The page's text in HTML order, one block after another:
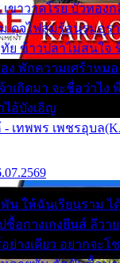
ขาวาดโรย บัวทอง
ดุจไฟสุมร้อนรุมอุร
ย ข้าวปลาไม่สนใจ
ง พักความเศร้าหมอ
าเกิดมา จะชื่อว่าไง
ไอ้บังเอิญ
- เทพพร เพชรอุบล
น ให้ฉันเรียนราม
ซื้อกางเกงยีนส์ ลีวา
ย่างเดียว อยากจะโ